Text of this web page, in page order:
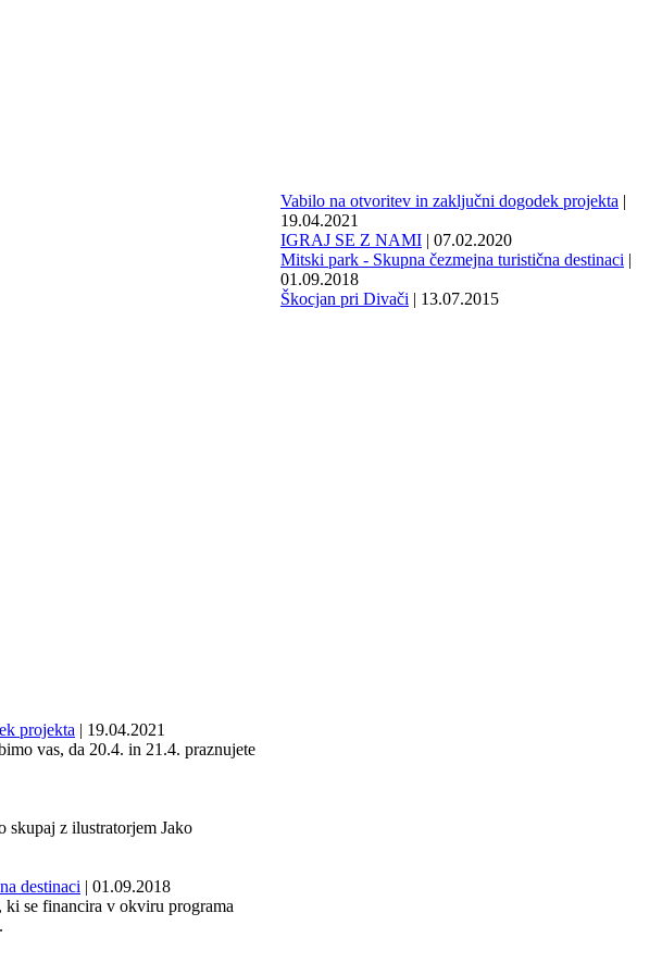
Vabilo na otvoritev in zaključni dogodek projekta |
19.04.2021
IGRAJ SE Z NAMI | 07.02.2020
Mitski park - Skupna čezmejna turistična destinaci |
01.09.2018
Škocjan pri Divači | 13.07.2015
projekta | 19.04.2021
vas, da 20.4. in 21.4. praznujete
z ilustratorjem Jako
destinaci | 01.09.2018
se financira v okviru programa